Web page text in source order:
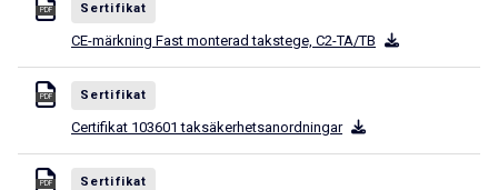
PDF Sertifikat
CE-märkning Fast monterad takstege, C2-TA/TB
PDF Sertifikat
Certifikat 103601 taksäkerhetsanordningar
PDF Sertifikat